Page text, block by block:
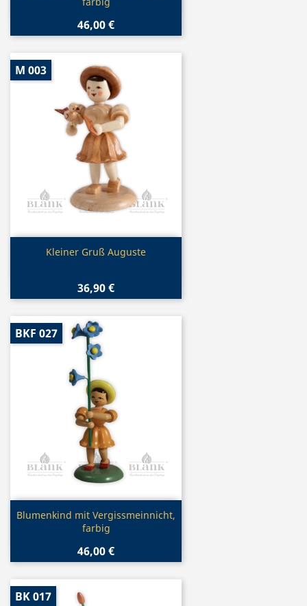
46,00 €
Vorschau
Kleiner Gruß Auguste
36,90 €
M 003
Vorschau
Blumenkind mit Vergissmeinnicht,
farbig
46,00 €
BKF 027
BK 017